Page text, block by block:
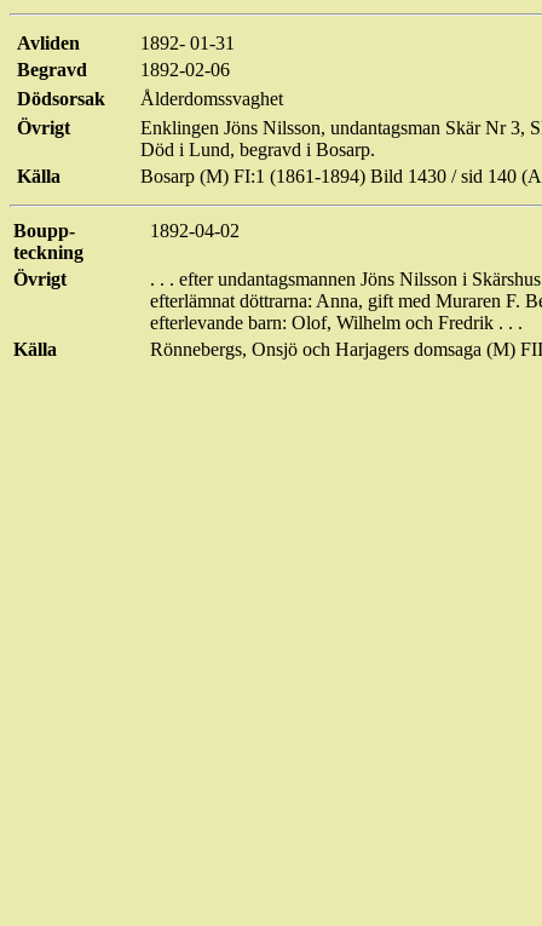
Avliden
1892- 01-31
Begravd
1892-02-06
Dödsorsak
Ålderdomssvaghet
Övrigt
Enklingen Jöns Nilsson, undantagsman Skär Nr 3,
Död i Lund, begravd i Bosarp.
Källa
Bosarp (M) FI:1 (1861-1894) Bild 1430 / sid 140
Boupp-
teckning
1892-04-02
Övrigt
. . . efter undantagsmannen Jöns Nilsson i
efterlämnat döttrarna: Anna, gift med Muraren F.
efterlevande barn: Olof, Wilhelm och Fredrik . . .
Källa
Rönnebergs, Onsjö och Harjagers domsaga (M)